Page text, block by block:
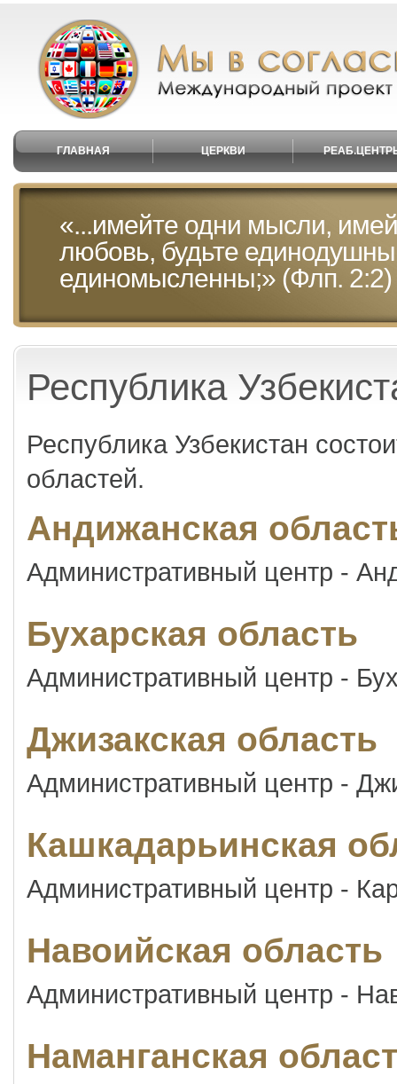
ГЛАВНАЯ ЦЕРКВИ
«...имейте одни мысли,
любовь, будьте
единомысленны;» (Флп. 2:2)
Республика
Республика Узбекистан
областей.
Андижанская
Административный центр -
Бухарская область
Административный центр -
Джизакская область
Административный центр -
Кашкадарьинская
Административный центр -
Навоийская область
Административный центр -
Наманганская